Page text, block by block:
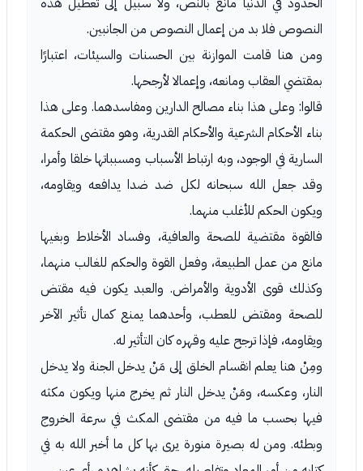
النصوص فلا بد من إعمال النصوص من الجانبين.
ومن هنا قامت الموازنة بين الحسنات والسيئات، اعتبارًا
بمقتضي العقاب ومانعه، وإعمالا لأرجحها.
قالوا: وعلى هذا بناء مصالح الدارين ومفاسدهما. وعلى هذا
بناء الأحكام الشرعية والأحكام القدرية، وهو مقتضى الحكمة
السارية في الوجود، وبه ارتباط الأسباب ومسبباتها خلقا وأمرا،
وقد جعل الله سبحانه لكل ضد ضدا يدافعه ويقاومه،
ويكون الحكم للأغلب منهما.
فالقوة مقتضية للصحة والعافية، وفساد الأخلاط وبغيها
مانع من عمل الطبيعة، وفعل القوة والحكم للغالب منهما،
وكذلك قوى الأدوية والأمراض. والعبد يكون فيه مقتض
للصحة ومقتض للعطب، وأحدهما يمنع كمال تأثير الآخر
ويقاومه، فإذا ترجح عليه وقهره كان التأثير له.
ومِنْ هنا يعلم انقسام الخلق إلى مَنْ يدخل الجنة ولا يدخل
النار، وعكسه، ومَنْ يدخل النار ثم يخرج منها ويكون مكثه
فيها بحسب ما فيه من مقتضى المكث في سرعة الخروج
وبطئه. ومن له بصيرة منورة يرى بها كل ما أخبر الله به في